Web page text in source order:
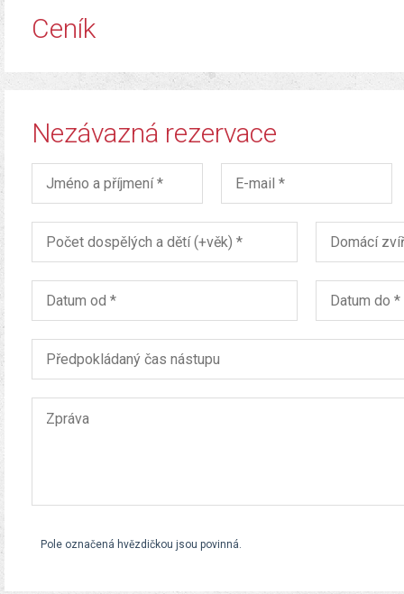
Ceník
Nezávazná rezervace
Pole označená hvězdičkou jsou povinná.